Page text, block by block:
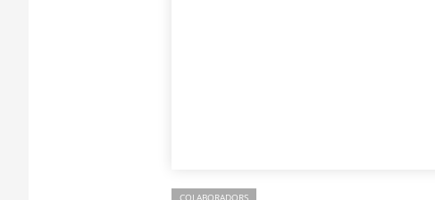
COLABORADORS